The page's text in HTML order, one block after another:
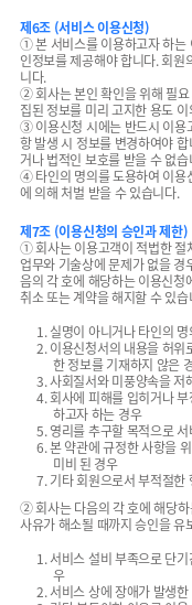
제6조 (서비스 이용신청)
① 본 서비스를 이용하고자 하는
인정보를 제공해야 합니다. 회
니다.
② 회사는 본인 확인을 위해 필
집된 정보를 미리 고지한 용도
③ 이용신청 시에는 반드시 이용
항 발생 시 정보를 변경하여야
거나 법적인 보호를 받을 수 없습
④ 타인의 명의를 도용하여 이용
에 의해 처벌 받을 수 있습니다.
제7조 (이용신청의 승인과 제한)
① 회사는 이용고객이 적법한 절
업무와 기술상에 문제가 없을
음의 각 호에 해당하는 이용신
취소 또는 계약을 해지할 수 있습
1. 실명이 아니거나 타인의
2. 이용신청서의 내용을 허위
한 정보를 기재하지 않은
3. 사회질서와 미풍양속을 저
4. 회사에 피해를 입히거나
하고자 하는 경우
5. 영리를 추구할 목적으로
6. 본 약관에 규정한 사항을
미비 된 경우
7. 기타 회원으로서 부적절한
② 회사는 다음의 각 호에 해당
사유가 해소될 때까지 승인을 유
1. 서비스 설비 부족으로 단
우
2. 서비스 상에 장애가 발생한